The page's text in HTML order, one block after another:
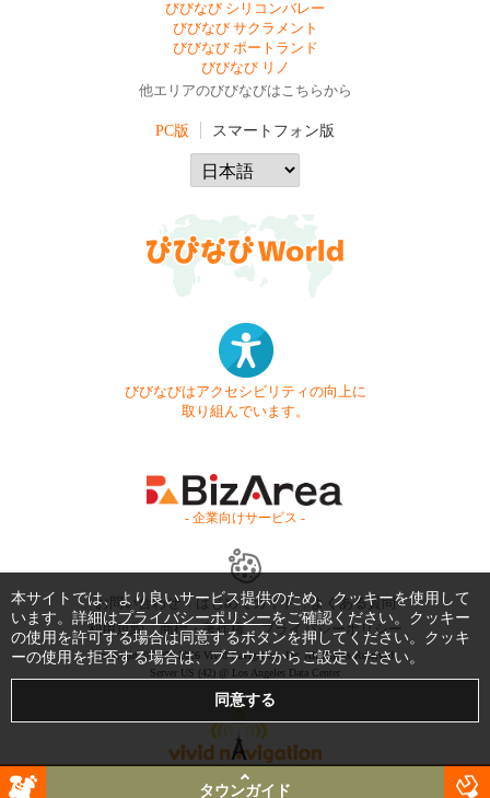
びびなび シリコンバレー
びびなび サクラメント
びびなび ポートランド
びびなび リノ
他エリアのびびなびはこちらから
PC版 スマートフォン版
びびなびはアクセシビリティの向上に
取り組んでいます。
- 企業向けサービス -
お問い合わせ はじめてガイド
よくある質問
利用規約
商標・著作権 プライバシーポリシー
Copyright © 1999-2026 Vivid Navigation, Inc. All Rights Reserved.
Server US (42) @ Los Angeles Data Center
タウンガイド
本サイトでは、より良いサービス提供のため、クッキーを使用して
います。詳細はプライバシーポリシーをご確認ください。クッキー
の使用を許可する場合は同意するボタンを押してください。クッキ
ーの使用を拒否する場合は、ブラウザからご設定ください。